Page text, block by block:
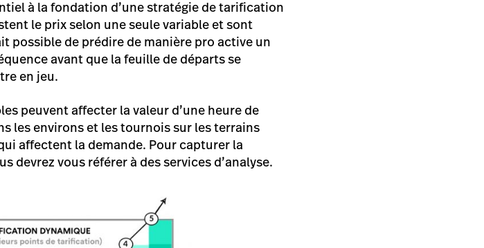
à la fondation d’une stratégie de tarification
le prix selon une seule variable et sont
possible de prédire de manière pro active un
avant que la feuille de départs se
en jeu.
peuvent affecter la valeur d’une heure de
les environs et les tournois sur les terrains
affectent la demande. Pour capturer la
devrez vous référer à des services d’analyse.